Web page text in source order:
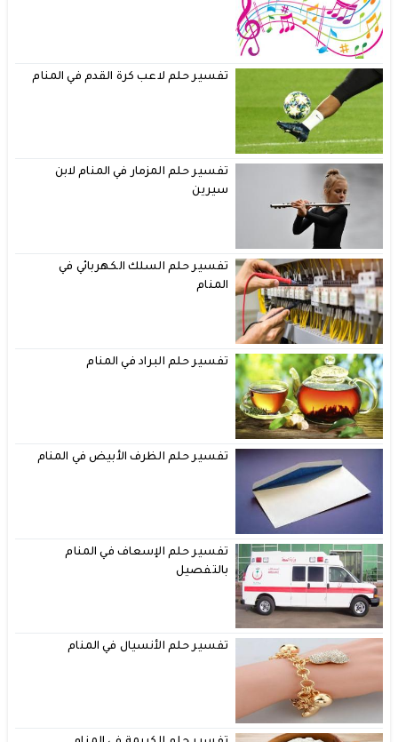
تفسير حلم لاعب كرة القدم في المنام
تفسير حلم المزمار في المنام لابن
سيرين
تفسير حلم السلك الكهربائي في
المنام
تفسير حلم البراد في المنام
تفسير حلم الظرف الأبيض في المنام
تفسير حلم الإسعاف في المنام
بالتفصيل
تفسير حلم الأنسيال في المنام